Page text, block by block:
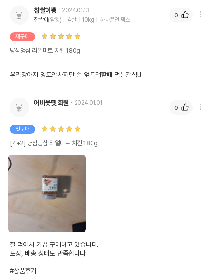
찹쌀이뽕
2024.01.13
찹쌀이 (암컷) 4살 10kg 하나뿐인 믹스
재구매
냥심멍심 리얼미트 치킨 180g
우리강아지 양도안차지만 손 엎드려할때 먹는간식!!!
0
어바웃펫 회원 2024.01.01
첫구매
[4+2] 냥심멍심 리얼미트 치킨 180g
잘 먹어서 가끔 구매하고 있습니다.
포장, 배송 상태도 만족합니다
#상품후기
0